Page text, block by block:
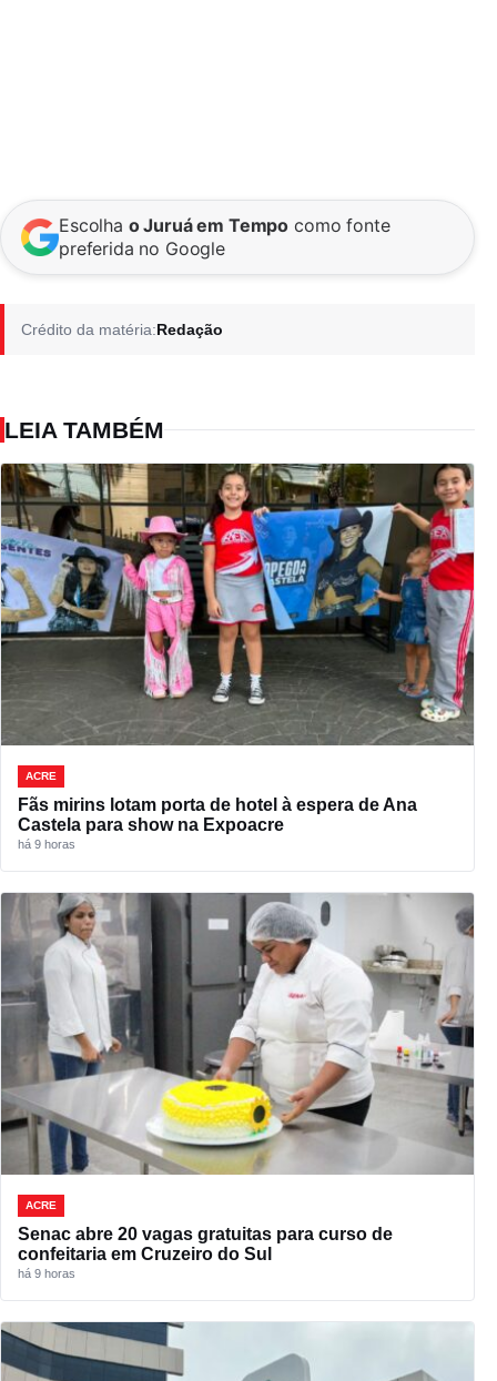
Escolha o Juruá em Tempo como fonte
preferida no Google
Crédito da matéria:Redação
LEIA TAMBÉM
ACRE
Fãs mirins lotam porta de hotel à espera de Ana
Castela para show na Expoacre
há 9 horas
ACRE
Senac abre 20 vagas gratuitas para curso de
confeitaria em Cruzeiro do Sul
há 9 horas